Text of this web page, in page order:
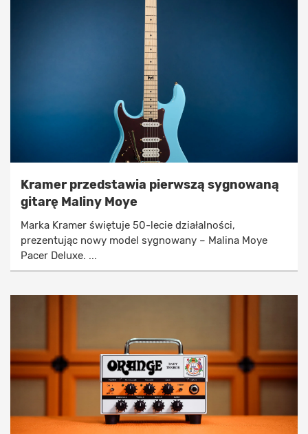
Kramer przedstawia pierwszą sygnowaną
gitarę Maliny Moye
Marka Kramer świętuje 50-lecie działalności,
prezentując nowy model sygnowany – Malina Moye
Pacer Deluxe. ...